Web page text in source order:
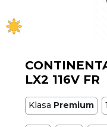
LX2 116V FR
Klasa Premium